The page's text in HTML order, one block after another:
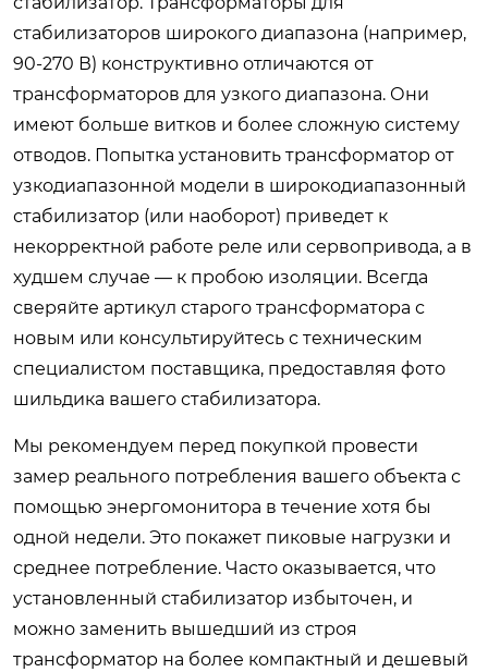
стабилизаторов широкого диапазона (например,
90-270 В) конструктивно отличаются от
трансформаторов для узкого диапазона. Они
имеют больше витков и более сложную систему
отводов. Попытка установить трансформатор от
узкодиапазонной модели в широкодиапазонный
стабилизатор (или наоборот) приведет к
некорректной работе реле или сервопривода, а в
худшем случае — к пробою изоляции. Всегда
сверяйте артикул старого трансформатора с
новым или консультируйтесь с техническим
специалистом поставщика, предоставляя фото
шильдика вашего стабилизатора.
Мы рекомендуем перед покупкой провести
замер реального потребления вашего объекта с
помощью энергомонитора в течение хотя бы
одной недели. Это покажет пиковые нагрузки и
среднее потребление. Часто оказывается, что
установленный стабилизатор избыточен, и
можно заменить вышедший из строя
трансформатор на более компактный и дешевый